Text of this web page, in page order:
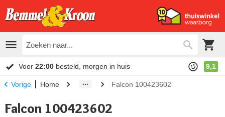
Voor 22:00 besteld, morgen in huis 9,1
Vorige Home Falcon 100423602
Falcon 100423602